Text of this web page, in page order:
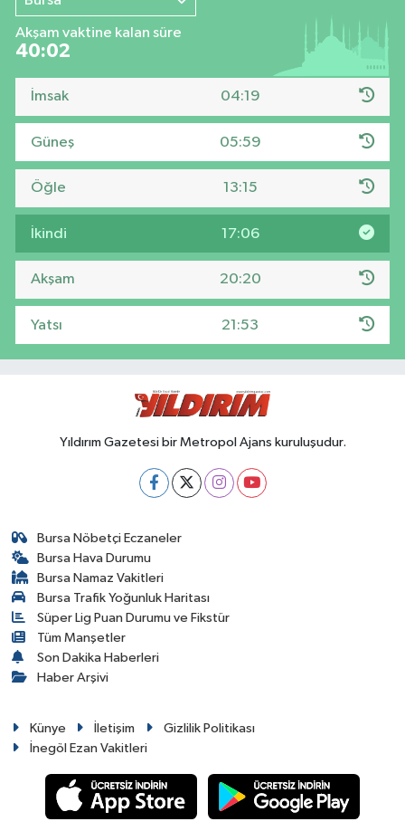
Akşam vaktine kalan süre
40:01
İmsak 04:19
Güneş 05:59
Öğle 13:15
İkindi 17:06
Akşam 20:20
Yatsı 21:53
Yıldırım Gazetesi bir Metropol Ajans kuruluşudur.
Bursa Nöbetçi Eczaneler
Bursa Hava Durumu
Bursa Namaz Vakitleri
Bursa Trafik Yoğunluk Haritası
Süper Lig Puan Durumu ve Fikstür
Tüm Manşetler
Son Dakika Haberleri
Haber Arşivi
Künye İletişim
Gizlilik Politikası
İnegöl Ezan Vakitleri